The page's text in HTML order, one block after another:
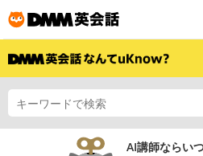
AI講師ならい